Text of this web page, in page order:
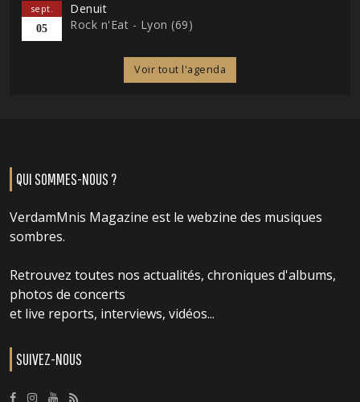
sept.
05
Denuit
Rock n'Eat - Lyon (69)
Voir tout l'agenda
QUI SOMMES-NOUS ?
VerdamMnis Magazine est le webzine des musiques
sombres.
Retrouvez toutes nos actualités, chroniques d'albums,
photos de concerts
et live reports, interviews, vidéos...
SUIVEZ-NOUS